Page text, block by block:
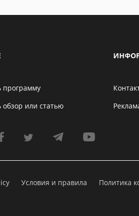
программу
обзор или статью
Условия и правила Политика